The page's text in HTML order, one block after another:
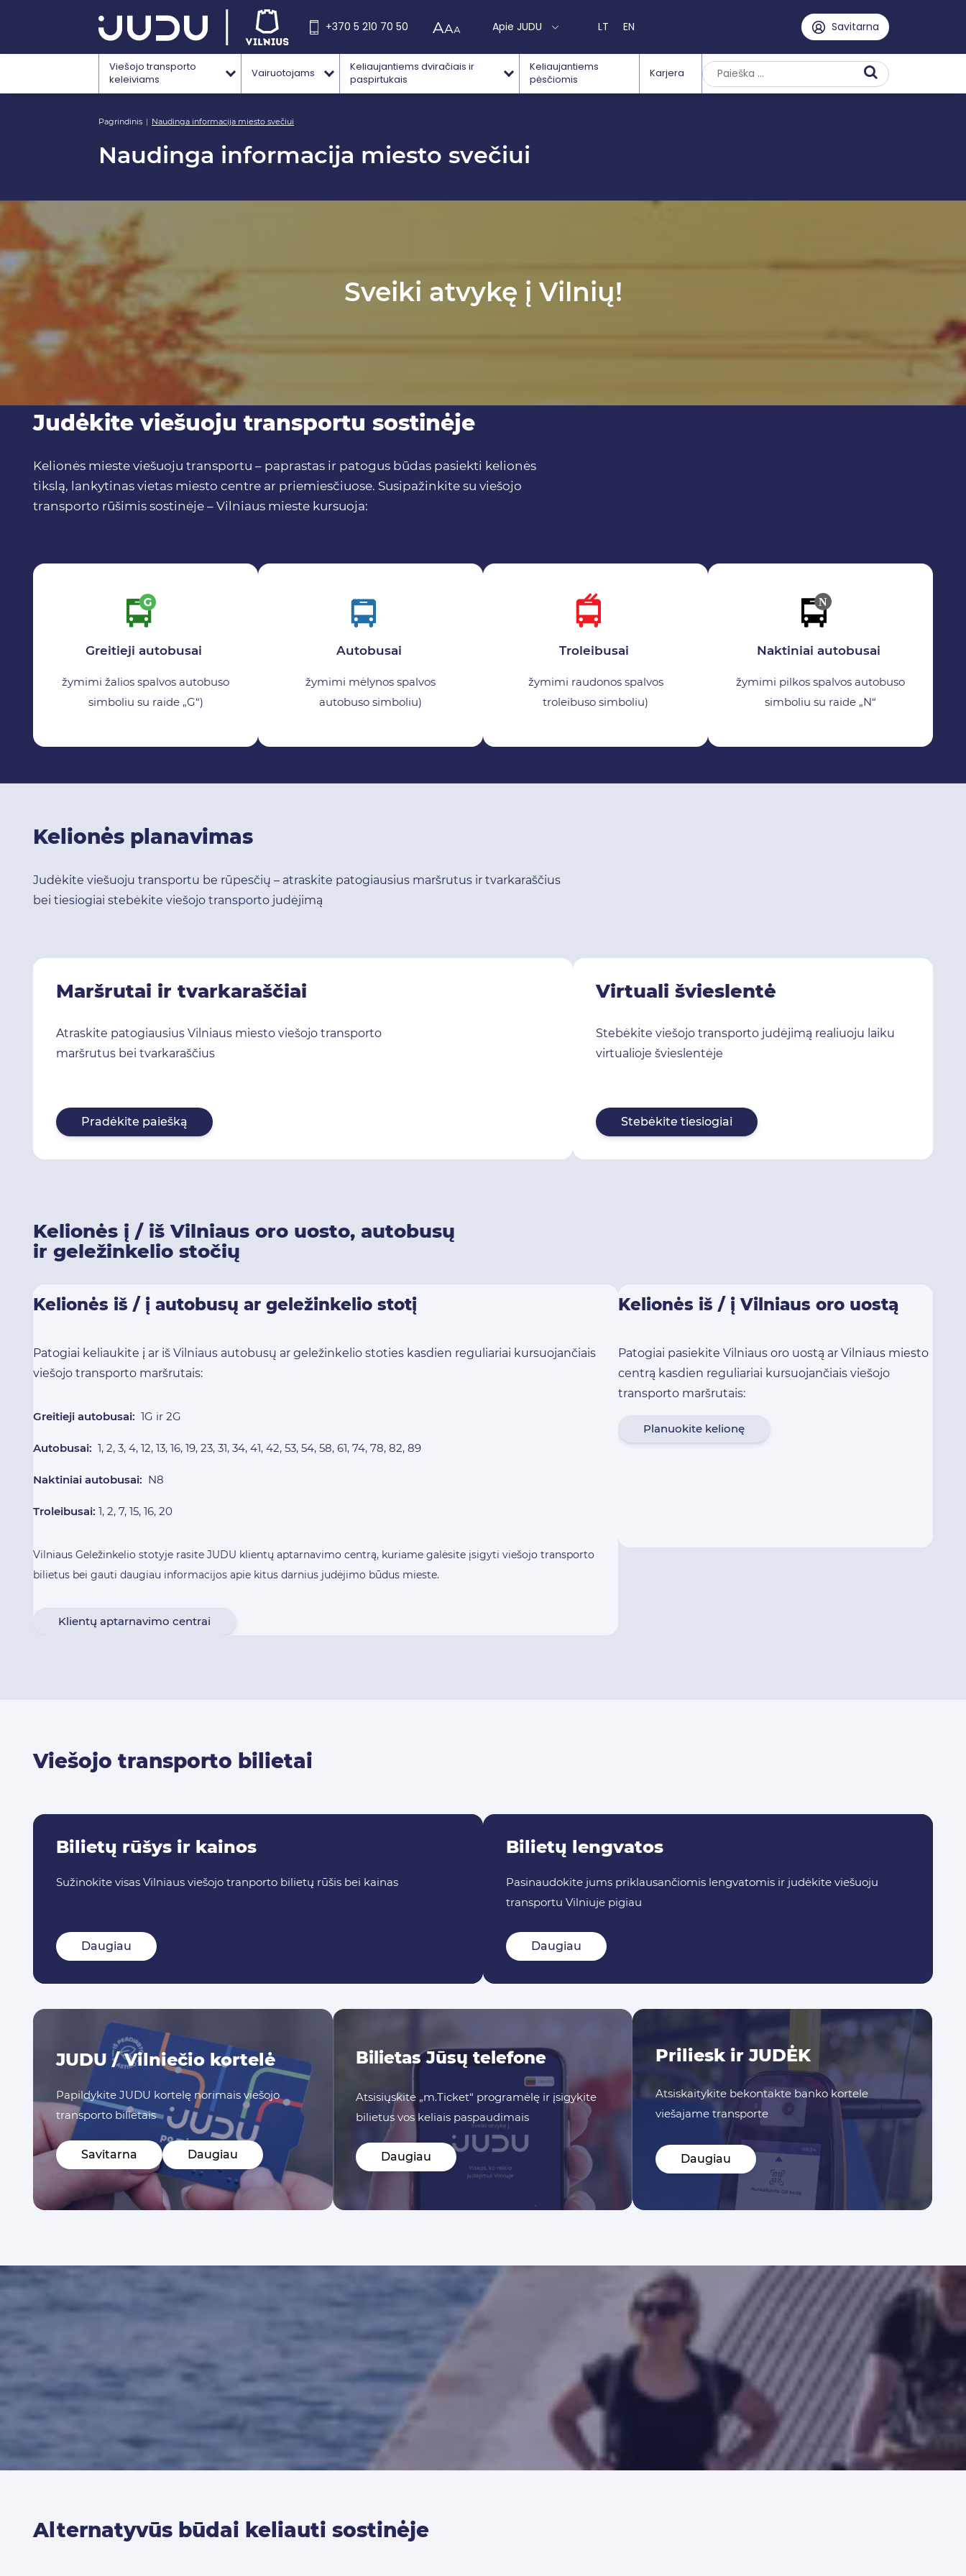
+370 5 210 70 50 Apie JUDU LT EN Savitarna
Viešojo transporto
keleiviams
Vairuotojams
Keliaujantiems dviračiais ir
paspirtukais
Keliaujantiems
pėsčiomis
Karjera
Pagrindinis Naudinga informacija miesto svečiui
Naudinga informacija miesto svečiui
Sveiki atvykę į Vilnių!
Judėkite viešuoju transportu sostinėje
Kelionės mieste viešuoju transportu – paprastas ir patogus būdas pasiekti kelionės
tikslą, lankytinas vietas miesto centre ar priemiesčiuose. Susipažinkite su viešojo
transporto rūšimis sostinėje – Vilniaus mieste kursuoja:
Greitieji autobusai
žymimi žalios spalvos autobuso
simboliu su raide „G“)
Autobusai
žymimi mėlynos spalvos
autobuso simboliu)
Troleibusai
žymimi raudonos spalvos
troleibuso simboliu)
Naktiniai autobusai
žymimi pilkos spalvos autobuso
simboliu su raide „N“
Kelionės planavimas
Judėkite viešuoju transportu be rūpesčių – atraskite patogiausius maršrutus ir tvarkaraščius
bei tiesiogiai stebėkite viešojo transporto judėjimą
Maršrutai ir tvarkaraščiai
Atraskite patogiausius Vilniaus miesto viešojo transporto
maršrutus bei tvarkaraščius
Pradėkite paiešką
Virtuali švieslentė
Stebėkite viešojo transporto judėjimą realiuoju laiku
virtualioje švieslentėje
Stebėkite tiesiogiai
Kelionės į / iš Vilniaus oro uosto, autobusų
ir geležinkelio stočių
Kelionės iš / į autobusų ar geležinkelio stotį
Patogiai keliaukite į ar iš Vilniaus autobusų ar geležinkelio stoties kasdien reguliariai kursuojančiais
viešojo transporto maršrutais:
Greitieji autobusai: 1G ir 2G
Autobusai: 1, 2, 3, 4, 12, 13, 16, 19, 23, 31, 34, 41, 42, 53, 54, 58, 61, 74, 78, 82, 89
Naktiniai autobusai: N8
Troleibusai: 1, 2, 7, 15, 16, 20
Vilniaus Geležinkelio stotyje rasite JUDU klientų aptarnavimo centrą, kuriame galėsite įsigyti viešojo transporto
bilietus bei gauti daugiau informacijos apie kitus darnius judėjimo būdus mieste.
Klientų aptarnavimo centrai
Kelionės iš / į Vilniaus oro uostą
Patogiai pasiekite Vilniaus oro uostą ar Vilniaus miesto
centrą kasdien reguliariai kursuojančiais viešojo
transporto maršrutais:
Planuokite kelionę
Viešojo transporto bilietai
Bilietų rūšys ir kainos
Sužinokite visas Vilniaus viešojo tranporto bilietų rūšis bei kainas
Daugiau
Bilietų lengvatos
Pasinaudokite jums priklausančiomis lengvatomis ir judėkite viešuoju
transportu Vilniuje pigiau
Daugiau
JUDU / Vilniečio kortelė
Papildykite JUDU kortelę norimais viešojo
transporto bilietais
Savitarna Daugiau
Bilietas Jūsų telefone
Atsisiųskite „m.Ticket“ programėlę ir įsigykite
bilietus vos keliais paspaudimais
Daugiau
Priliesk ir JUDĖK
Atsiskaitykite bekontakte banko kortele
viešajame transporte
Daugiau
Alternatyvūs būdai keliauti sostinėje